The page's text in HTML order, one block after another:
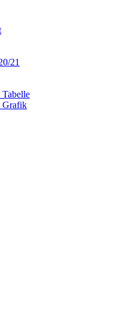
21
Grafik